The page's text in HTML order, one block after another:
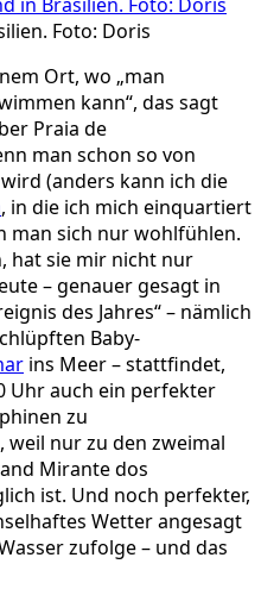
Foto: Doris
Ort, wo „man
kann“, das sagt
Praia de
man schon so von
(anders kann ich die
, in die ich mich einquartiert
man sich nur wohlfühlen.
hat sie mir nicht nur
– genauer gesagt in
des Jahres“ – nämlich
Baby-
ins Meer – stattfindet,
Uhr auch ein perfekter
zu
nur zu den zweimal
Mirante dos
ist. Und noch perfekter,
Wetter angesagt
zufolge – und das